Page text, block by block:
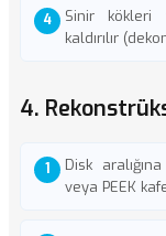
Sinir kökleri
kaldırılır
4.
Disk
veya PEEK